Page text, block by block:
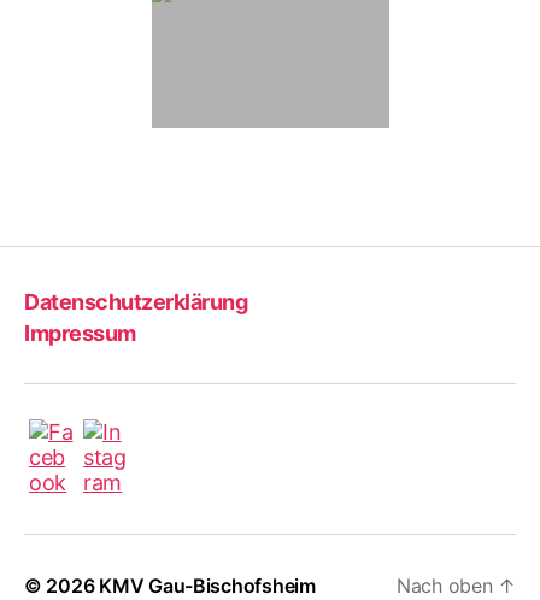
Datenschutzerklärung
Impressum
© 2026 KMV Gau-Bischofsheim Nach oben ↑